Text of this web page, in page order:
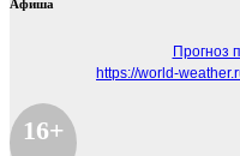
Афиша
Прогноз
https://world-
16+